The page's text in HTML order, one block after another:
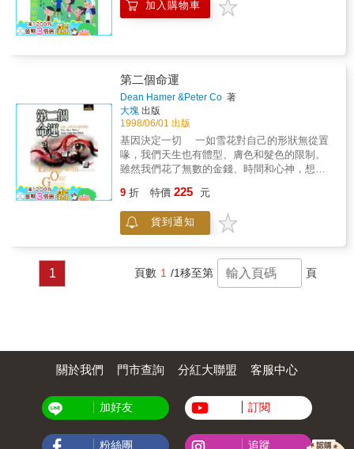
加入購物車
第二個命運
Dean Hamer &Peter Co 著
大塊 出版
1998/06/01 出版
基因決定一切 一如雪花對自己的形狀無從置
喙，我們天生也有體型、膚色和髮色的限制。
雖然我們花了無數的金錢、時間和心神，想要
恢復天生的模樣。我們努力改造體型，但是大
部份的人都失敗。我們依然會以原來的方式飲
食，也會維持幼時甚至再子宮時那般的運動
有某種形式基因的老鼠縱使幾乎不給食物，也
依然會長胖。人類也有與老鼠幾乎相同的肥胖
最近已經能夠以基因工程控制較低等動物的壽
命，可以延長一倍甚至於五倍之多。 作者簡介
室從事研究，帶領該研究室的「基因結構與機
制」研究小組。
9 折 特價 225 元
貨到通知
1 頁數 1 /1移至第 頁
關於我們 門市查詢 分紅大聯盟 客服中心
加好友 訂閱
粉絲團 追蹤